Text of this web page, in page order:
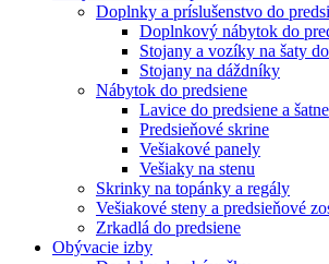
Doplnky a príslušenstvo do
Doplnkový nábytok do
Stojany a vozíky na šaty
Stojany na dáždníky
Nábytok do predsiene
Lavice do predsiene a šatne
Predsieňové skrine
Vešiakové panely
Vešiaky na stenu
Skrinky na topánky a regály
Vešiakové steny a predsieňové
Zrkadlá do predsiene
Obývacie izby